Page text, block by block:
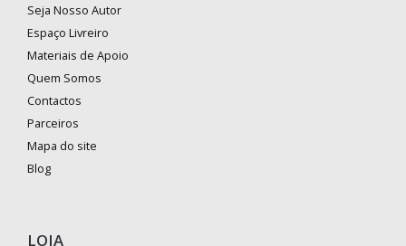
Seja Nosso Autor
Espaço Livreiro
Materiais de Apoio
Quem Somos
Contactos
Parceiros
Mapa do site
Blog
LOJA